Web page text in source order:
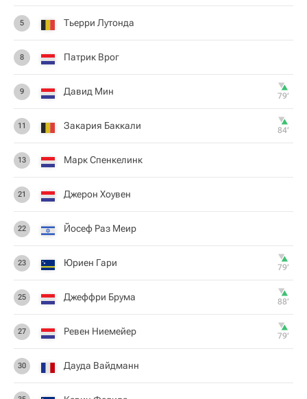
5 Тьерри Лутонда
8 Патрик Врог
9 Давид Мин 79‎’‎
11 Закария Баккали 84‎’‎
13 Марк Спенкелинк
21 Джерон Хоувен
22 Йосеф Раз Меир
23 Юриен Гари 79‎’‎
25 Джеффри Брума 88‎’‎
27 Ревен Ниемейер 79‎’‎
30 Дауда Вайдманн